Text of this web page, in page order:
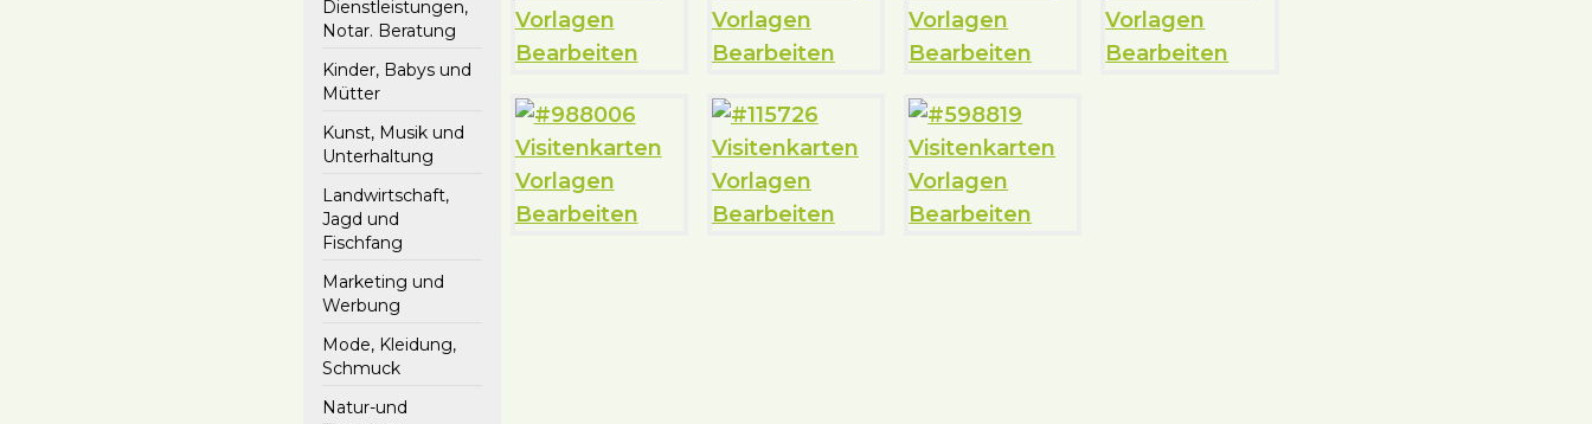
Dienstleistungen,
Notar. Beratung
Kinder, Babys und
Mütter
Kunst, Musik und
Unterhaltung
Landwirtschaft,
Jagd und
Fischfang
Marketing und
Werbung
Mode, Kleidung,
Schmuck
Natur-und